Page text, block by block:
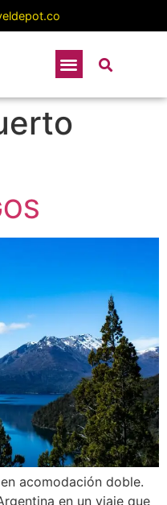
acomodación doble.
en un viaje que